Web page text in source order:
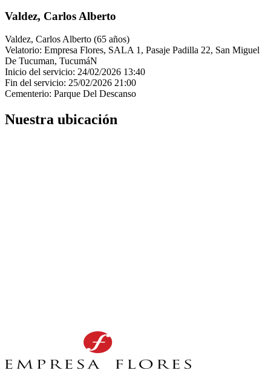
Valdez, Carlos Alberto
Valdez, Carlos Alberto (65 años)
Velatorio: Empresa Flores, SALA 1, Pasaje Padilla 22, San Miguel
De Tucuman, TucumáN
Inicio del servicio: 24/02/2026 13:40
Fin del servicio: 25/02/2026 21:00
Cementerio: Parque Del Descanso
Nuestra ubicación